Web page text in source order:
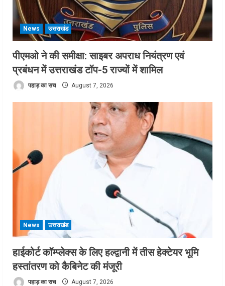
News उत्तराखंड
पीएमओ ने की समीक्षा: साइबर अपराध नियंत्रण एवं
प्रबंधन में उत्तराखंड टॉप-5 राज्यों में शामिल
पहाड़ का सच August 7, 2026
News उत्तराखंड
हाईकोर्ट कॉम्प्लेक्स के लिए हल्द्वानी में तीस हेक्टेयर भूमि
हस्तांतरण को कैबिनेट की मंजूरी
पहाड़ का सच August 7, 2026